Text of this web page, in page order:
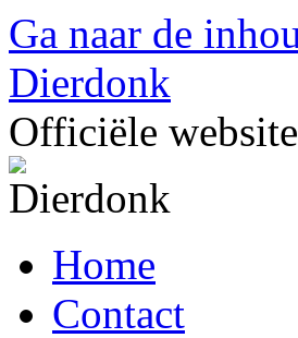
Ga naar de
Dierdonk
Officiële
Home
Contact